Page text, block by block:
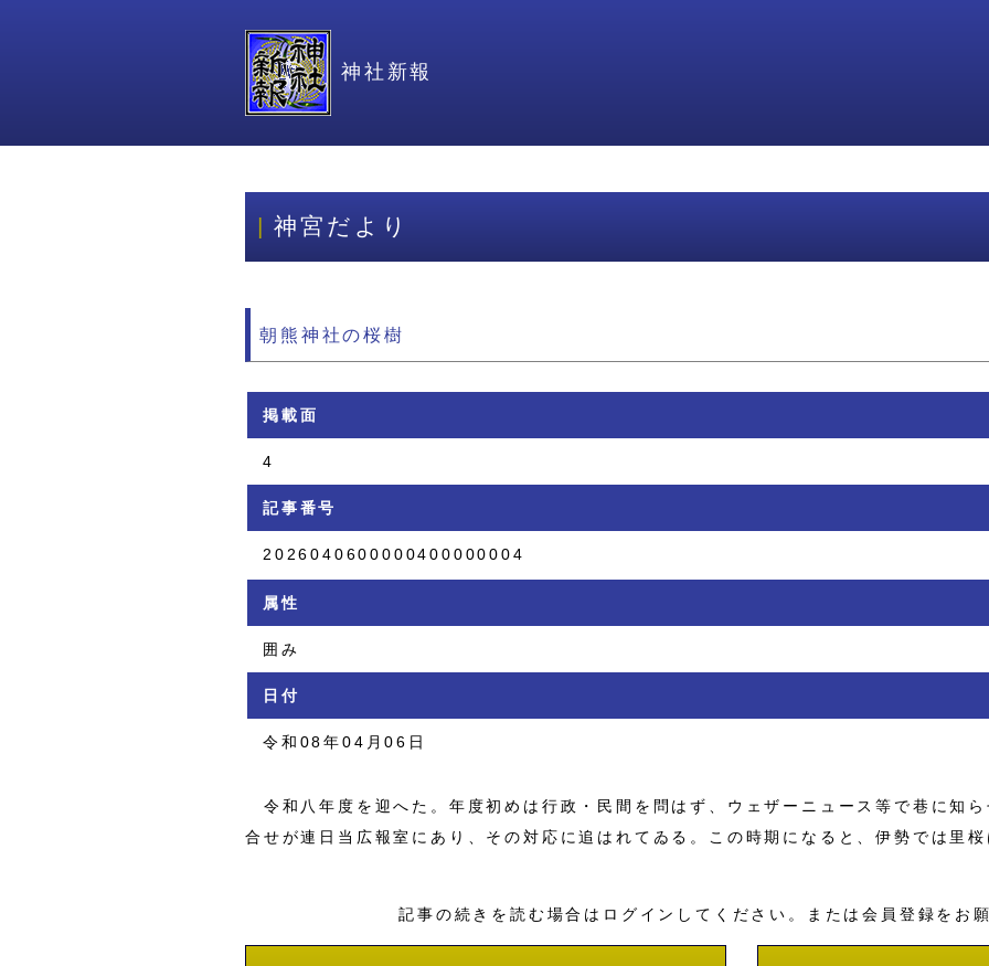
神社新報
神宮だより
朝熊神社の桜樹
掲載面
4
記事番号
2026040600000400000004
属性
囲み
日付
令和08年04月06日
令和八年度を迎へた。年度初めは行政・民間を問はず、ウェザーニュース等で巷に知
合せが連日当広報室にあり、その対応に追はれてゐる。この時期になると、伊勢では里
記事の続きを読む場合はログインしてください。または会員登録をお